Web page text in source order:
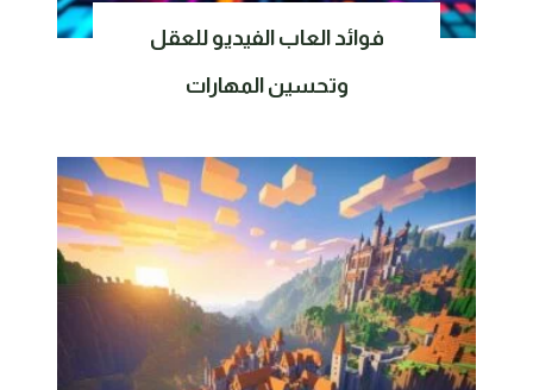
فوائد العاب الفيديو للعقل
وتحسين المهارات